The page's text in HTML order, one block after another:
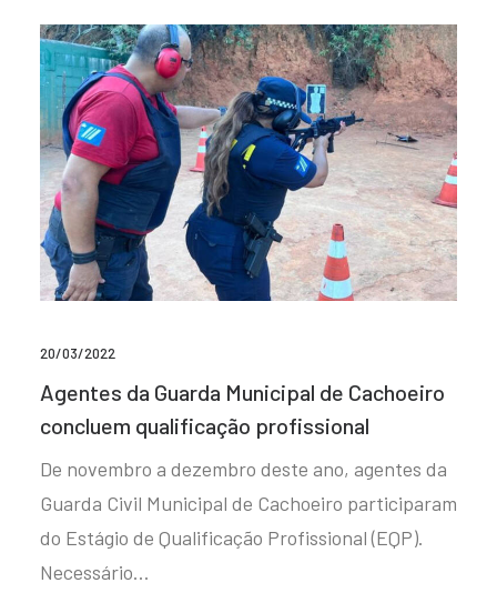
20/03/2022
Agentes da Guarda Municipal de Cachoeiro
concluem qualificação profissional
De novembro a dezembro deste ano, agentes da
Guarda Civil Municipal de Cachoeiro participaram
do Estágio de Qualificação Profissional (EQP).
Necessário…